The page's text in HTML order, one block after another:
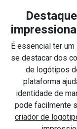
É essencial ter
se destacar dos
de logótipos
plataforma
identidade de
pode facilmente
criador de